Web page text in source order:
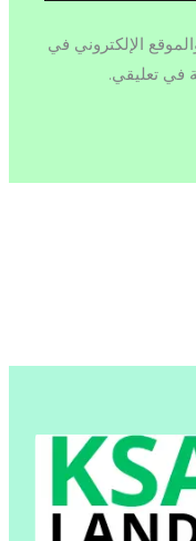
الإلكتروني في
في تعليقي.